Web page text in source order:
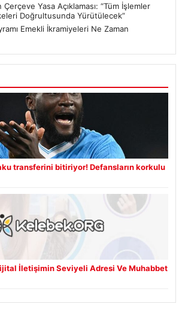
Çerçeve Yasa Açıklaması: “Tüm İşlemler
Doğrultusunda Yürütülecek”
Emekli İkramiyeleri Ne Zaman
transferini bitiriyor! Defansların korkulu
İletişimin Seviyeli Adresi Ve Muhabbet